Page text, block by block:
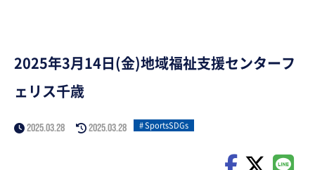
2025年3月14日(金)地域福祉支援センターフ
ェリス千歳
2025.03.28 2025.03.28 SportsSDGs